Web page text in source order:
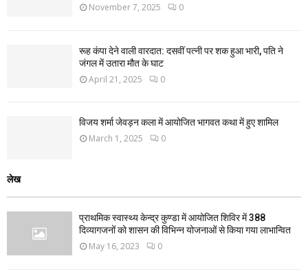
November 7, 2025 0
रूह कंपा देने वाली वारदात: दसवीं पत्नी पर शक हुआ भारी, पति ने
जंगल में उतारा मौत के घाट
April 21, 2025 0
विजय शर्मा जेवड़न कला में आयोजित भागवत कथा में हुए शामिल
March 1, 2025 0
लेख
प्राथमिक स्वास्थ्य केन्द्र कुण्डा में आयोजित शिविर में 388
दिव्यागजनों को शासन की विभिन्न योजनाओं से किया गया लाभान्वित
May 16, 2023 0